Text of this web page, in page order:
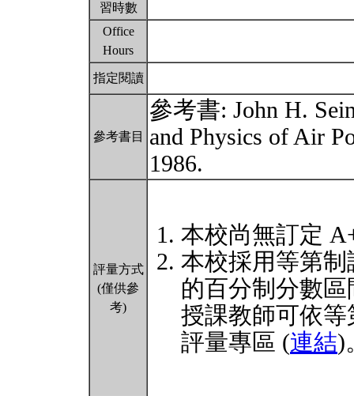
習時數
Office
Hours
指定閱讀
參考書目
參考書: John H.
and Physics of Air
1986.
評量方式
(僅供參
考)
本校尚無訂定
本校採用等第
的百分制分數
授課教師可依
評量專區 (連結)